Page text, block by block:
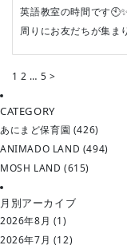
英語教室の時間です
周りにお友だちが集
投
ビ
ゲ
ー
ョ
1 2 … 5 >
CATEGORY
あにまど保育園 (426)
ANIMADO LAND (494)
MOSH LAND (615)
月別アーカイブ
2026年8月 (1)
2026年7月 (12)